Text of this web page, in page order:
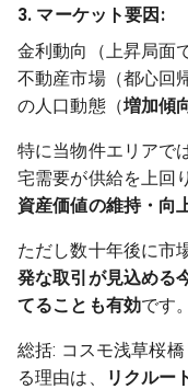
3. マーケット要因:
金利動向（上昇局面
不動産市場（都心回
の人口動態（増加傾
特に当物件エリアで
宅需要が供給を上回
資産価値の維持・向
ただし数十年後に市
発な取引が見込める
てることも有効です。
総括: コスモ浅草桜
る理由は、
リクルー